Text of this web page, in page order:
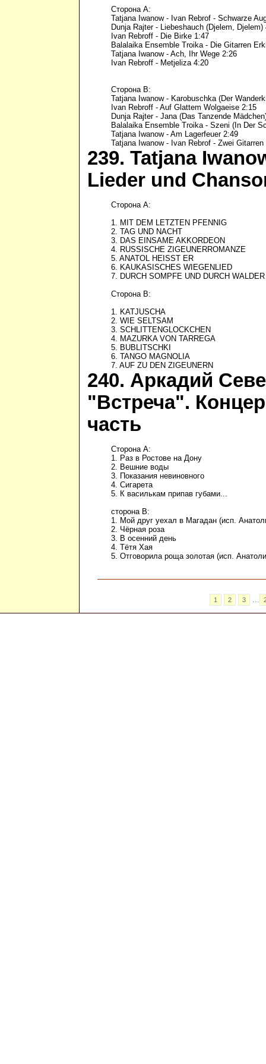
Сторона А:
Tatjana Iwanow - Ivan Rebrof - Schwarze
Dunja Rajter - Liebeshauch (Djelem, Djelem)
Ivan Rebroff - Die Birke 1:47
Balalaika Ensemble Troika - Die Gitarren
Tatjana Iwanow - Ach, Ihr Wege 2:26
Ivan Rebroff - Metjeliza 4:20
Сторона В:
Tatjana Iwanow - Karobuschka (Der
Ivan Rebroff - Auf Glattem Wolgaeise 2:15
Dunja Rajter - Jana (Das Tanzende
Balalaika Ensemble Troika - Szeni (In Der
Tatjana Iwanow - Am Lagerfeuer 2:49
Tatjana Iwanow - Ivan Rebrof - Zwei Gitarren
239. Tatjana
Lieder und
Сторона А:
1. MIT DEM LETZTEN PFENNIG
2. TAG UND NACHT
3. DAS EINSAME AKKORDEON
4. RUSSISCHE ZIGEUNERROMANZE
5. ANATOL HEISST ER
6. KAUKASISCHES WIEGENLIED
7. DURCH SOMPFE UND DURCH WALDER
Сторона B:
1. KATJUSCHA
2. WIE SELTSAM
3. SCHLITTENGLOCKCHEN
4. MAZURKA VON TARREGA
5. BUBLITSCHKI
6. TANGO MAGNOLIA
7. AUF ZU DEN ZIGEUNERN
240. Аркадий
"Встреча".
часть
Сторона А:
1. Раз в Ростове на Дону
2. Вешние воды
3. Показания невиновного
4. Сигарета
5. К василькам припав губами...
сторона В:
1. Мой друг уехал в Магадан (исп.
2. Чёрная роза
3. В осенний день
4. Тётя Хая
5. Отговорила роща золотая (исп.
1 2 3 ...